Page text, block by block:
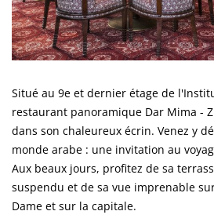
Situé au 9e et dernier étage de
restaurant panoramique Dar Mima -
dans son chaleureux écrin. Venez y
monde arabe : une invitation au
Aux beaux jours, profitez de sa
suspendu et de sa vue imprenable
Dame et sur la capitale.